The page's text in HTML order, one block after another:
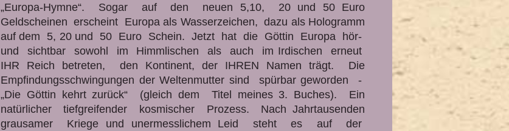
„Europa-Hymne“. Sogar auf den neuen 5,10, 20 und 50 Euro
Geldscheinen erscheint Europa als Wasserzeichen, dazu als Hologramm
auf dem 5, 20 und 50 Euro Schein. Jetzt hat die Göttin Europa hör-
und sichtbar sowohl im Himmlischen als auch im Irdischen erneut
IHR Reich betreten, den Kontinent, der IHREN Namen trägt. Die
Empfindungsschwingungen der Weltenmutter sind spürbar geworden -
„Die Göttin kehrt zurück“ (gleich dem Titel meines 3. Buches). Ein
natürlicher tiefgreifender kosmischer Prozess. Nach Jahrtausenden
grausamer Kriege und unermesslichem Leid steht es auf der